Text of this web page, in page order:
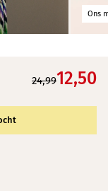
Ons
24,9912,50